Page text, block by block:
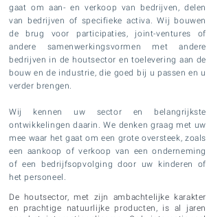
gaat om aan- en verkoop van bedrijven, delen
van bedrijven of specifieke activa. Wij bouwen
de brug voor participaties, joint-ventures of
andere samenwerkingsvormen met andere
bedrijven in de houtsector en toelevering aan de
bouw en de industrie, die goed bij u passen en u
verder brengen.
Wij kennen uw sector en belangrijkste
ontwikkelingen daarin. We denken graag met uw
mee waar het gaat om een grote oversteek, zoals
een aankoop of verkoop van een onderneming
of een bedrijfsopvolging door uw kinderen of
het personeel.
De houtsector, met zijn ambachtelijke karakter
en prachtige natuurlijke producten, is al jaren